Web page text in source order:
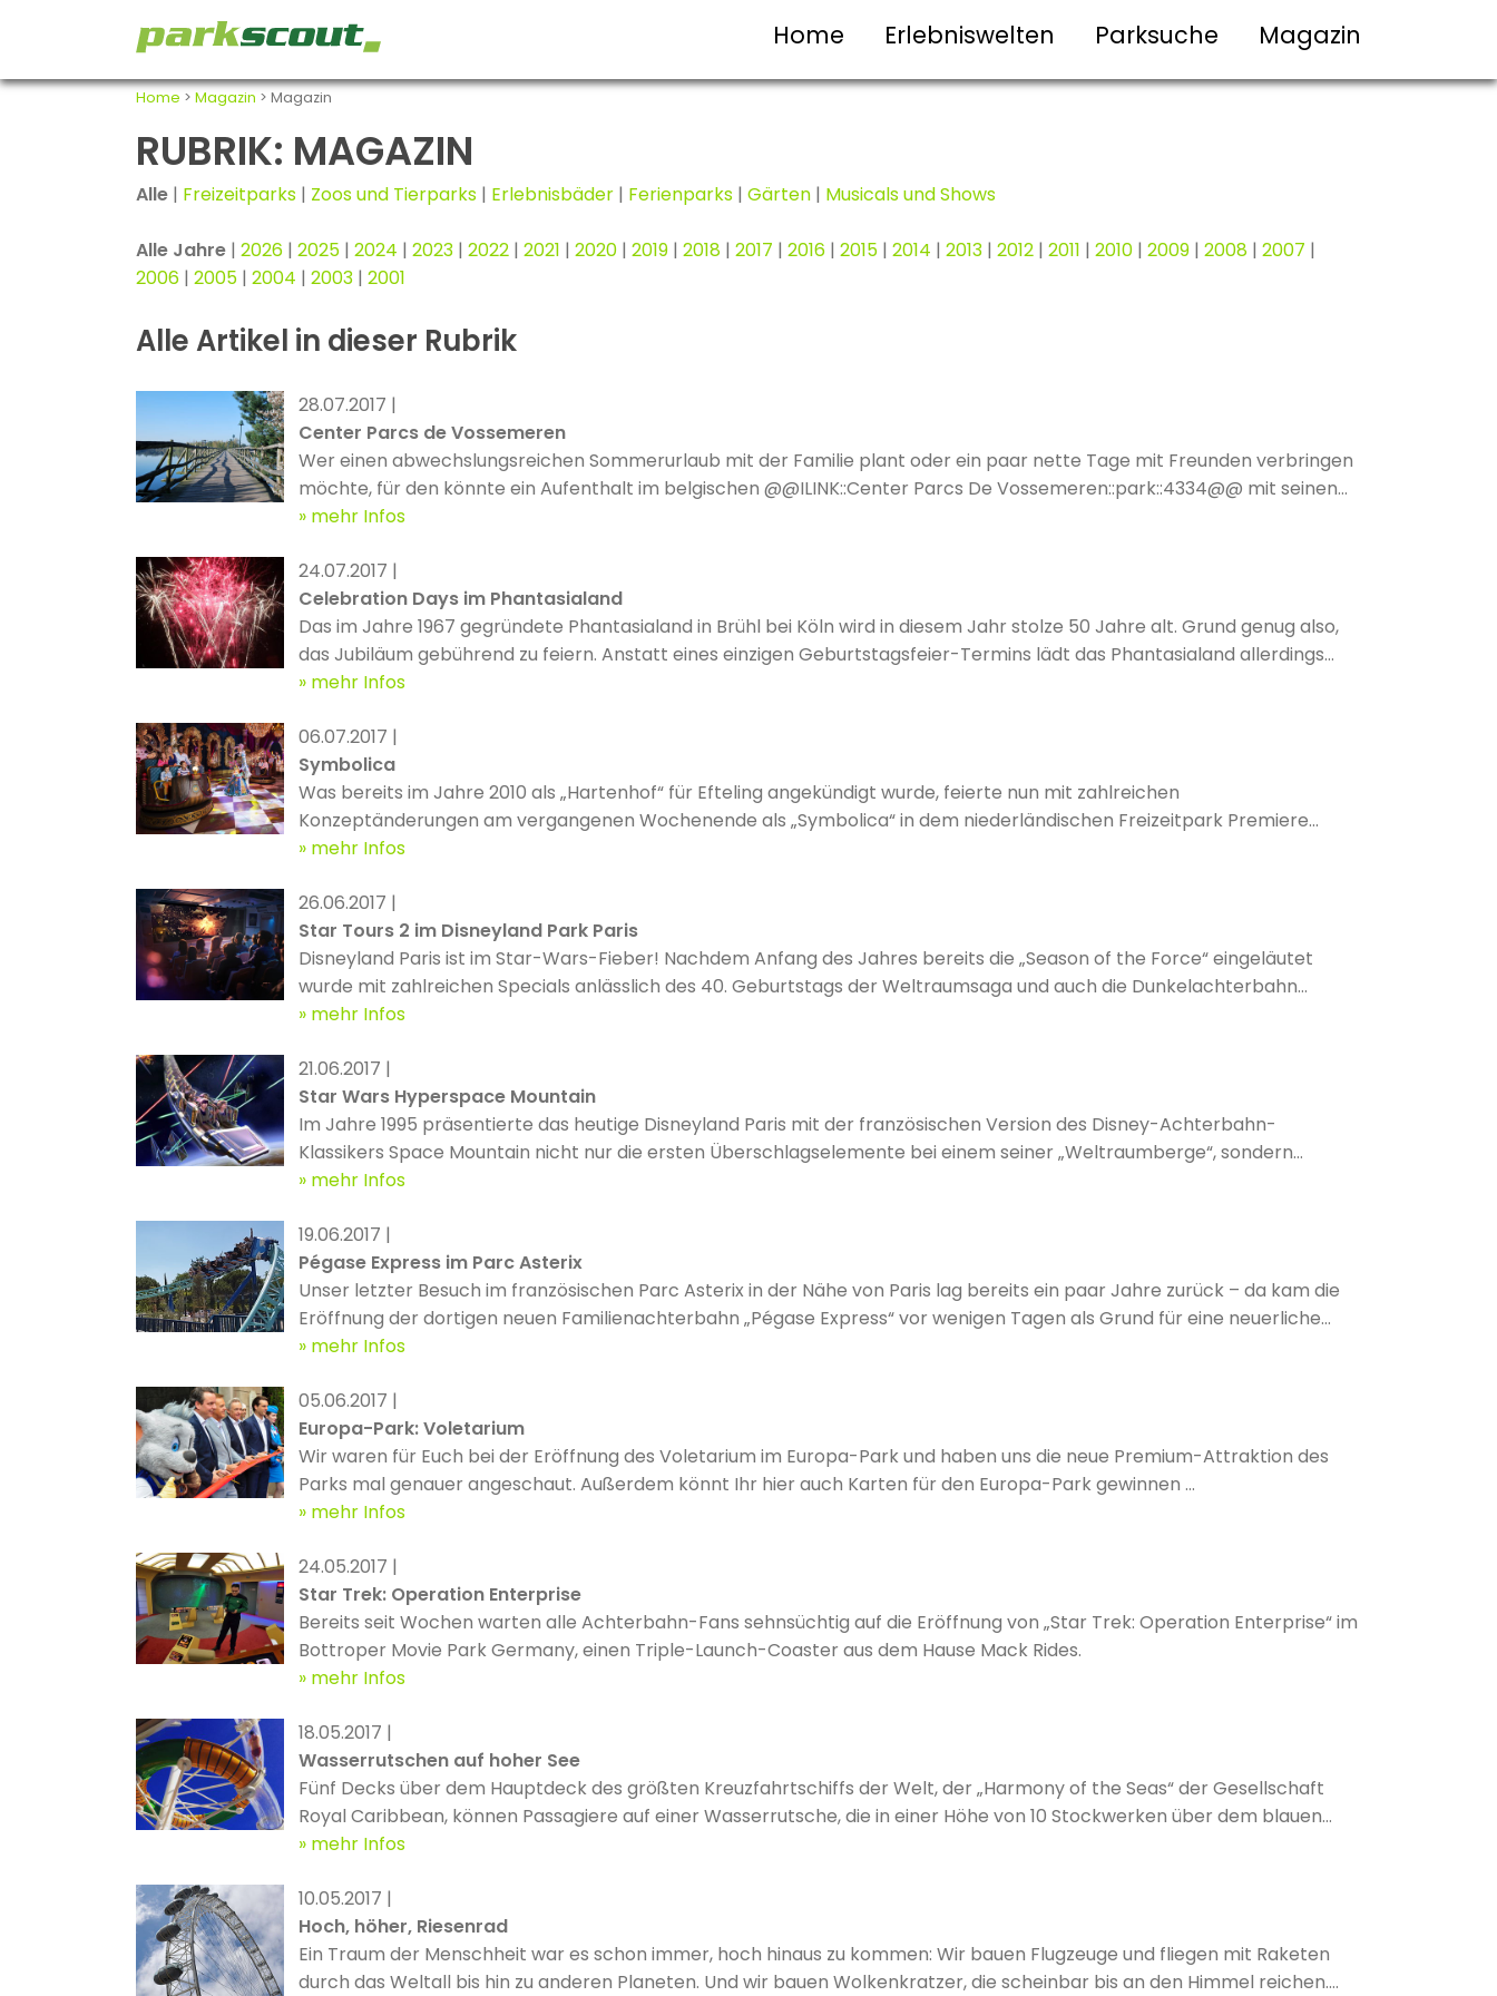
Home Erlebniswelten Parksuche Magazin
Home > Magazin > Magazin
RUBRIK: MAGAZIN
Alle | Freizeitparks | Zoos und Tierparks | Erlebnisbäder | Ferienparks | Gärten | Musicals und Shows
Alle Jahre | 2026 | 2025 | 2024 | 2023 | 2022 | 2021 | 2020 | 2019 | 2018 | 2017 | 2016 | 2015 | 2014 | 2013 | 2012 | 2011 | 2010 | 2009 | 2008 | 2007 |
2006 | 2005 | 2004 | 2003 | 2001
Alle Artikel in dieser Rubrik
28.07.2017 |
Center Parcs de Vossemeren
Wer einen abwechslungsreichen Sommerurlaub mit der Familie plant oder ein paar nette Tage mit Freunden verbringen
möchte, für den könnte ein Aufenthalt im belgischen @@ILINK::Center Parcs De Vossemeren::park::4334@@ mit seinen
vielseitigen Erholungs- und Freizeitmöglichkeiten im Park und im Umland genau das richtige sein.
mehr Infos
24.07.2017 |
Celebration Days im Phantasialand
Das im Jahre 1967 gegründete Phantasialand in Brühl bei Köln wird in diesem Jahr stolze 50 Jahre alt. Grund genug also,
das Jubiläum gebührend zu feiern. Anstatt eines einzigen Geburtstagsfeier-Termins lädt das Phantasialand allerdings
sogar zu gleich vier sogenannten „Celebration Days“ ein, auf die sich alle Fans des Parks schon lange gefreut haben.
mehr Infos
06.07.2017 |
Symbolica
Was bereits im Jahre 2010 als „Hartenhof“ für Efteling angekündigt wurde, feierte nun mit zahlreichen
Konzeptänderungen am vergangenen Wochenende als „Symbolica“ in dem niederländischen Freizeitpark Premiere...
mehr Infos
26.06.2017 |
Star Tours 2 im Disneyland Park Paris
Disneyland Paris ist im Star-Wars-Fieber! Nachdem Anfang des Jahres bereits die „Season of the Force“ eingeläutet
wurde mit zahlreichen Specials anlässlich des 40. Geburtstags der Weltraumsaga und auch die Dunkelachterbahn
„Space Mountain“ ein größeres Facelifting zur Filmreihe spendiert bekam, zeigt sich auch der Simulator „Star Tours“ in
mehr Infos
21.06.2017 |
Star Wars Hyperspace Mountain
Im Jahre 1995 präsentierte das heutige Disneyland Paris mit der französischen Version des Disney-Achterbahn-
Klassikers Space Mountain nicht nur die ersten Überschlagselemente bei einem seiner „Weltraumberge“, sondern
kombinierte die rasanten Fahrelemente mit einer der schönsten Geschichten aus der Feder des bekannten Science-
mehr Infos
19.06.2017 |
Pégase Express im Parc Asterix
Unser letzter Besuch im französischen Parc Asterix in der Nähe von Paris lag bereits ein paar Jahre zurück – da kam die
Eröffnung der dortigen neuen Familienachterbahn „Pégase Express“ vor wenigen Tagen als Grund für eine neuerliche
Stippvisite bei den Galliern wie gerufen...
mehr Infos
05.06.2017 |
Europa-Park: Voletarium
Wir waren für Euch bei der Eröffnung des Voletarium im Europa-Park und haben uns die neue Premium-Attraktion des
Parks mal genauer angeschaut. Außerdem könnt Ihr hier auch Karten für den Europa-Park gewinnen ...
mehr Infos
24.05.2017 |
Star Trek: Operation Enterprise
Bereits seit Wochen warten alle Achterbahn-Fans sehnsüchtig auf die Eröffnung von „Star Trek: Operation Enterprise“ im
Bottroper Movie Park Germany, einen Triple-Launch-Coaster aus dem Hause Mack Rides.
mehr Infos
18.05.2017 |
Wasserrutschen auf hoher See
Fünf Decks über dem Hauptdeck des größten Kreuzfahrtschiffs der Welt, der „Harmony of the Seas“ der Gesellschaft
Royal Caribbean, können Passagiere auf einer Wasserrutsche, die in einer Höhe von 10 Stockwerken über dem blauen
Meer ragt, einen Blick auf den weiten Ozean werfen.
mehr Infos
10.05.2017 |
Hoch, höher, Riesenrad
Ein Traum der Menschheit war es schon immer, hoch hinaus zu kommen: Wir bauen Flugzeuge und fliegen mit Raketen
durch das Weltall bis hin zu anderen Planeten. Und wir bauen Wolkenkratzer, die scheinbar bis an den Himmel reichen.